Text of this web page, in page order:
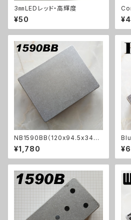
3㎜LEDレッド・高輝度
¥50
ァ
NB1590BB（120x94.5x34ｍ
ｍ）アルミダイキャストケース
¥1,780